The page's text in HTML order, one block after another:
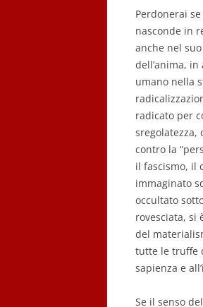
Perdonerai
nasconde in
anche nel
dell’anima,
umano nella
radicato per
sregolatezza,
contro la
il fascismo, il
immaginato
occultato
rovesciata, si
del
tutte le truffe
sapienza e
Se il senso